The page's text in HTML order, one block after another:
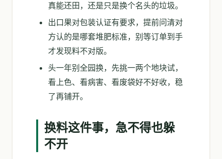
真能还田，还是只是换个名头的垃圾。
出口果对包装认证有要求，提前问清对
方认的是哪套堆肥标准，别等订单到手
才发现料不对版。
头一年别全园换，先挑一两个地块试，
看上色、看病害、看废袋好不好收，稳
了再铺开。
换料这件事，急不得也躲
不开